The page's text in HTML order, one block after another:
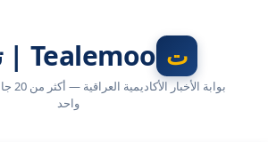
Tealemoo | تعليمو
واحد